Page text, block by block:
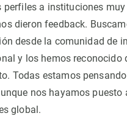
perfiles a instituciones
dieron feedback.
desde la comunidad de
y los hemos reconocido
Todas estamos
nos hayamos puesto
global.